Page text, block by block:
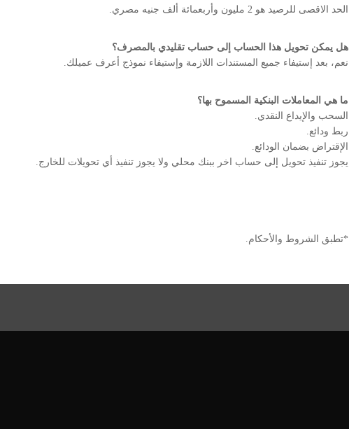
الحد الاقصى للرصيد هو 2 مليون وأربعمائة ألف جنيه مصري.
هل يمكن تحويل هذا الحساب إلى حساب تقليدي بالمصرف؟
نعم، بعد إستيفاء جميع المستندات اللازمة وإستيفاء نموذج أعرف عميلك.
ما هي المعاملات البنكية المسموح بها؟
السحب والإيداع النقدي.
ربط ودائع.
الإقتراض بضمان الودائع.
يجوز تنفيذ تحويل إلى حساب اخر ببنك محلي ولا يجوز تنفيذ أي تحويلات للخارج.
*تطبق الشروط والأحكام.